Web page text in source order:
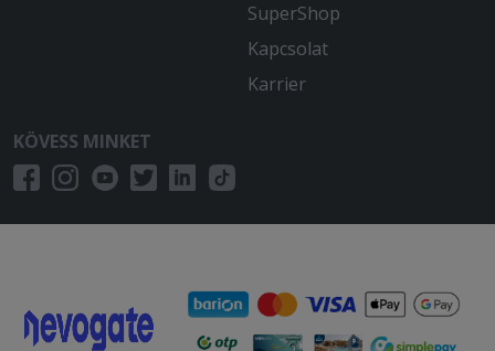
SuperShop
Kapcsolat
Karrier
KÖVESS MINKET